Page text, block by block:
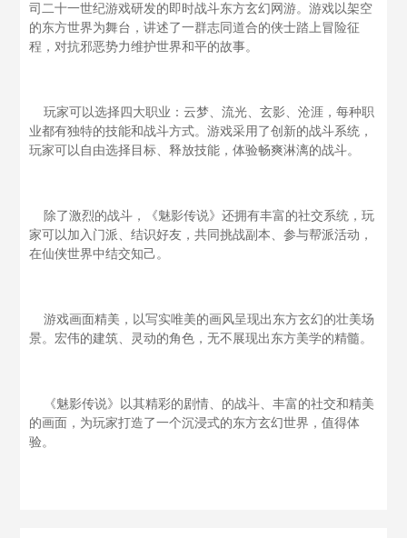
司二十一世纪游戏研发的即时战斗东方玄幻网游。游戏以架空
的东方世界为舞台，讲述了一群志同道合的侠士踏上冒险征
程，对抗邪恶势力维护世界和平的故事。
玩家可以选择四大职业：云梦、流光、玄影、沧涯，每种职
业都有独特的技能和战斗方式。游戏采用了创新的战斗系统，
玩家可以自由选择目标、释放技能，体验畅爽淋漓的战斗。
除了激烈的战斗，《魅影传说》还拥有丰富的社交系统，玩
家可以加入门派、结识好友，共同挑战副本、参与帮派活动，
在仙侠世界中结交知己。
游戏画面精美，以写实唯美的画风呈现出东方玄幻的壮美场
景。宏伟的建筑、灵动的角色，无不展现出东方美学的精髓。
《魅影传说》以其精彩的剧情、的战斗、丰富的社交和精美
的画面，为玩家打造了一个沉浸式的东方玄幻世界，值得体
验。